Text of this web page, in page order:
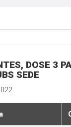
DOSE 3
SEDE